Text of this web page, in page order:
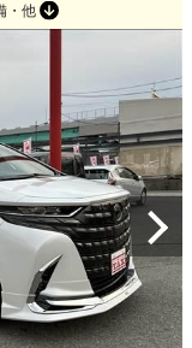
・他